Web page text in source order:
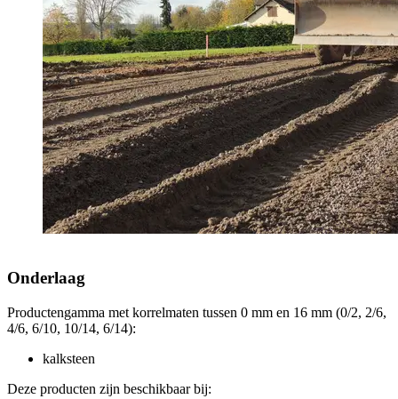
Onderlaag
Productengamma met korrelmaten tussen 0 mm en 16 mm (0/2, 2/6,
4/6, 6/10, 10/14, 6/14):
kalksteen
Deze producten zijn beschikbaar bij: